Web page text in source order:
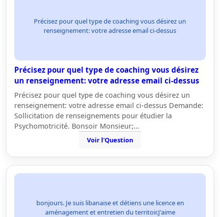
Précisez pour quel type de coaching vous désirez un
renseignement: votre adresse email ci-dessus
Précisez pour quel type de coaching vous désirez
un renseignement: votre adresse email ci-dessus
Précisez pour quel type de coaching vous désirez un
renseignement: votre adresse email ci-dessus Demande:
Sollicitation de renseignements pour étudier la
Psychomotricité. Bonsoir Monsieur;…
Voir l'Question
bonjours. Je suis libanaise et détiens une licence en
aménagement et entretien du territoir.J'aime